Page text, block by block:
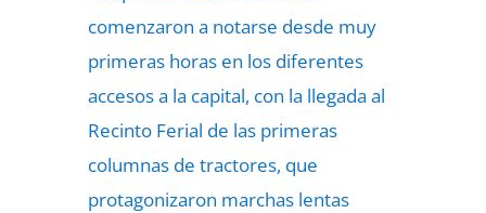
comenzaron a notarse desde muy
primeras horas en los diferentes
accesos a la capital, con la llegada al
Recinto Ferial de las primeras
columnas de tractores, que
protagonizaron marchas lentas